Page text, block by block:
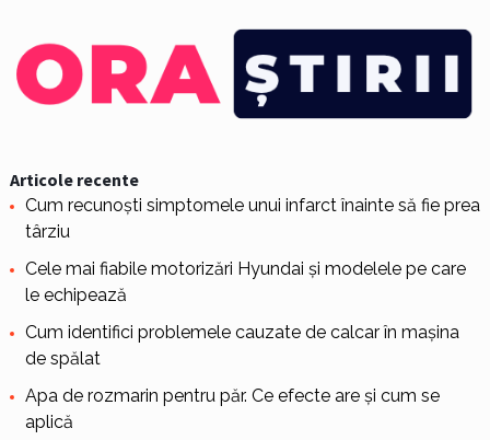
Articole recente
Cum recunoști simptomele unui infarct înainte să fie prea
târziu
Cele mai fiabile motorizări Hyundai și modelele pe care
le echipează
Cum identifici problemele cauzate de calcar în mașina
de spălat
Apa de rozmarin pentru păr. Ce efecte are și cum se
aplică